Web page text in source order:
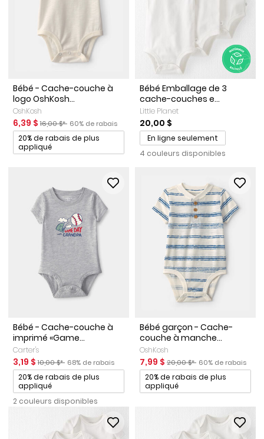
Bébé - Cache-couche à
logo OshKosh...
OshKosh
Prix de solde
6,39 $Prix ​​de détail suggéré par le fabricant
16,00 $* Pourcentage de rabais
60% de rabais
Promotions
20% de rabais de plus
appliqué
Bébé Emballage de 3
cache-couches e...
Little Planet
20,00 $
En ligne seulement
4 couleurs disponibles
Bébé - Cache-couche à
imprimé «Game...
Carter's
Prix de solde
3,19 $Prix ​​de détail suggéré par le fabricant
10,00 $* Pourcentage de rabais
68% de rabais
Promotions
20% de rabais de plus
appliqué
2 couleurs disponibles
Bébé garçon - Cache-
couche à manche...
OshKosh
Prix de solde
7,99 $ Prix ​​de détail suggéré par le
20,00 $* Pourcentage de
60% de rabais
Promotions
20% de rabais de plus
appliqué